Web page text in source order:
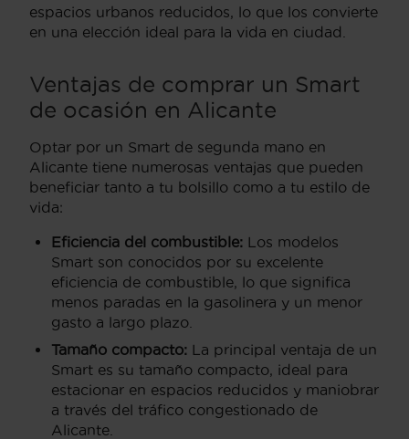
espacios urbanos reducidos, lo que los convierte
en una elección ideal para la vida en ciudad.
Ventajas de comprar un Smart
de ocasión en Alicante
Optar por un Smart de segunda mano en
Alicante tiene numerosas ventajas que pueden
beneficiar tanto a tu bolsillo como a tu estilo de
vida:
Eficiencia del combustible: Los modelos
Smart son conocidos por su excelente
eficiencia de combustible, lo que significa
menos paradas en la gasolinera y un menor
gasto a largo plazo.
Tamaño compacto: La principal ventaja de un
Smart es su tamaño compacto, ideal para
estacionar en espacios reducidos y maniobrar
a través del tráfico congestionado de
Alicante.